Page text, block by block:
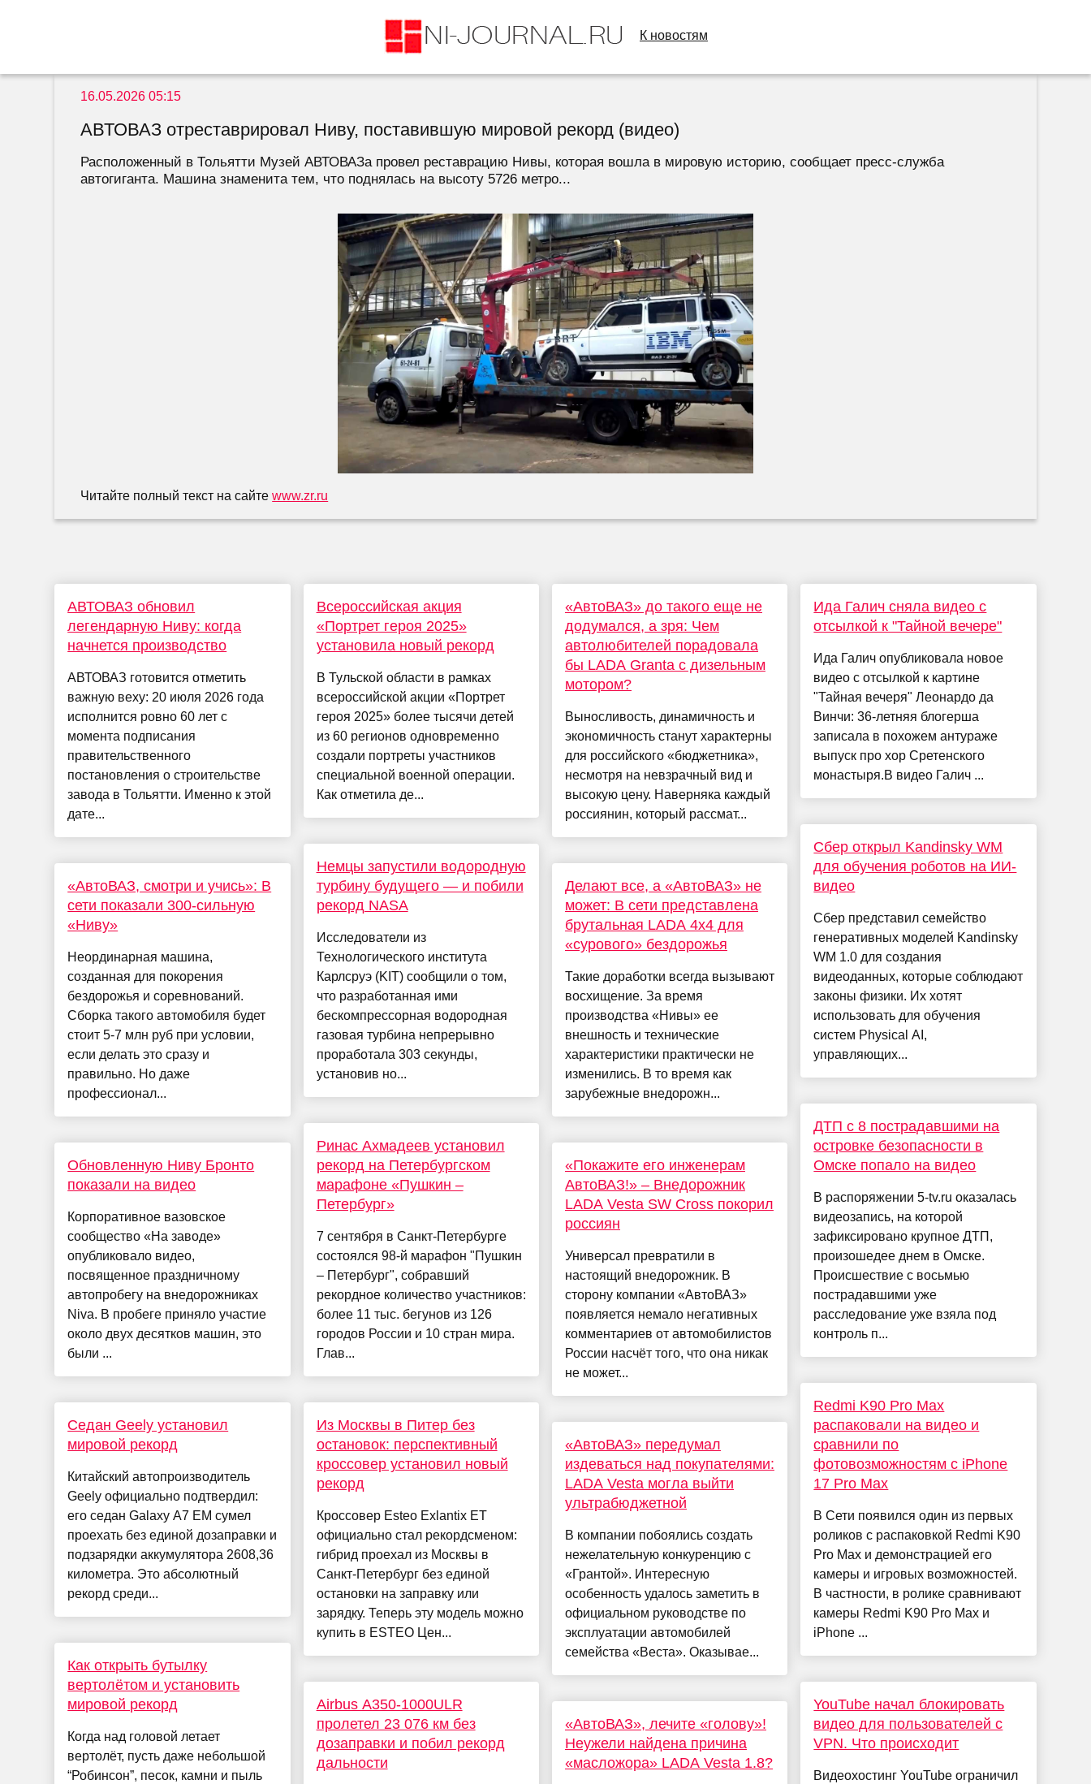
К новостям
16.05.2026 05:15
АВТОВАЗ отреставрировал Ниву, поставившую мировой рекорд (видео)
Расположенный в Тольятти Музей АВТОВАЗа провел реставрацию Нивы, которая вошла в мировую историю, сообщает пресс-служба
автогиганта. Машина знаменита тем, что поднялась на высоту 5726 метро...
Читайте полный текст на сайтеwww.zr.ru
АВТОВАЗ обновил
легендарную Ниву: когда
начнется производство
АВТОВАЗ готовится отметить
важную веху: 20 июля 2026 года
исполнится ровно 60 лет с
момента подписания
правительственного
постановления о строительстве
завода в Тольятти. Именно к этой
дате...
«АвтоВАЗ, смотри и учись»: В
сети показали 300-сильную
«Ниву»
Неординарная машина,
созданная для покорения
бездорожья и соревнований.
Сборка такого автомобиля будет
стоит 5-7 млн руб при условии,
если делать это сразу и
правильно. Но даже
профессионал...
Обновленную Ниву Бронто
показали на видео
Корпоративное вазовское
сообщество «На заводе»
опубликовало видео,
посвященное праздничному
автопробегу на внедорожниках
Niva. В пробеге приняло участие
около двух десятков машин, это
были ...
Седан Geely установил
мировой рекорд
Китайский автопроизводитель
Geely официально подтвердил:
его седан Galaxy A7 EM сумел
проехать без единой дозаправки и
подзарядки аккумулятора 2608,36
километра. Это абсолютный
рекорд среди...
Как открыть бутылку
вертолётом и установить
мировой рекорд
Когда над головой летает
вертолёт, пусть даже небольшой
“Робинсон”, песок, камни и пыль
Всероссийская акция
«Портрет героя 2025»
установила новый рекорд
В Тульской области в рамках
всероссийской акции «Портрет
героя 2025» более тысячи детей
из 60 регионов одновременно
создали портреты участников
специальной военной операции.
Как отметила де...
Немцы запустили водородную
турбину будущего — и побили
рекорд NASA
Исследователи из
Технологического института
Карлсруэ (KIT) сообщили о том,
что разработанная ими
бескомпрессорная водородная
газовая турбина непрерывно
проработала 303 секунды,
установив но...
Ринас Ахмадеев установил
рекорд на Петербургском
марафоне «Пушкин –
Петербург»
7 сентября в Санкт-Петербурге
состоялся 98-й марафон "Пушкин
– Петербург", собравший
рекордное количество участников:
более 11 тыс. бегунов из 126
городов России и 10 стран мира.
Глав...
Из Москвы в Питер без
остановок: перспективный
кроссовер установил новый
рекорд
Кроссовер Esteo Exlantix ET
официально стал рекордсменом:
гибрид проехал из Москвы в
Санкт-Петербург без единой
остановки на заправку или
зарядку. Теперь эту модель можно
купить в ESTEO Цен...
Airbus A350-1000ULR
пролетел 23 076 км без
дозаправки и побил рекорд
дальности
«АвтоВАЗ» до такого еще не
додумался, а зря: Чем
автолюбителей порадовала
бы LADA Granta с дизельным
мотором?
Выносливость, динамичность и
экономичность станут характерны
для российского «бюджетника»,
несмотря на невзрачный вид и
высокую цену. Наверняка каждый
россиянин, который рассмат...
Делают все, а «АвтоВАЗ» не
может: В сети представлена
брутальная LADA 4x4 для
«сурового» бездорожья
Такие доработки всегда вызывают
восхищение. За время
производства «Нивы» ее
внешность и технические
характеристики практически не
изменились. В то время как
зарубежные внедорожн...
«Покажите его инженерам
АвтоВАЗ!» – Внедорожник
LADA Vesta SW Cross покорил
россиян
Универсал превратили в
настоящий внедорожник. В
сторону компании «АвтоВАЗ»
появляется немало негативных
комментариев от автомобилистов
России насчёт того, что она никак
не может...
«АвтоВАЗ» передумал
издеваться над покупателями:
LADA Vesta могла выйти
ультрабюджетной
В компании побоялись создать
нежелательную конкуренцию с
«Грантой». Интересную
особенность удалось заметить в
официальном руководстве по
эксплуатации автомобилей
семейства «Веста». Оказывае...
«АвтоВАЗ», лечите «голову»!
Неужели найдена причина
«масложора» LADA Vesta 1.8?
Ида Галич сняла видео с
отсылкой к "Тайной вечере"
Ида Галич опубликовала новое
видео с отсылкой к картине
"Тайная вечеря" Леонардо да
Винчи: 36-летняя блогерша
записала в похожем антураже
выпуск про хор Сретенского
монастыря.В видео Галич ...
Сбер открыл Kandinsky WM
для обучения роботов на ИИ-
видео
Сбер представил семейство
генеративных моделей Kandinsky
WM 1.0 для создания
видеоданных, которые соблюдают
законы физики. Их хотят
использовать для обучения
систем Physical AI,
управляющих...
ДТП с 8 пострадавшими на
островке безопасности в
Омске попало на видео
В распоряжении 5-tv.ru оказалась
видеозапись, на которой
зафиксировано крупное ДТП,
произошедее днем в Омске.
Происшествие с восьмью
пострадавшими уже
расследование уже взяла под
контроль п...
Redmi K90 Pro Max
распаковали на видео и
сравнили по
фотовозможностям с iPhone
17 Pro Max
В Сети появился один из первых
роликов с распаковкой Redmi K90
Pro Max и демонстрацией его
камеры и игровых возможностей.
В частности, в ролике сравнивают
камеры Redmi K90 Pro Max и
iPhone ...
YouTube начал блокировать
видео для пользователей с
VPN. Что происходит
Видеохостинг YouTube ограничил